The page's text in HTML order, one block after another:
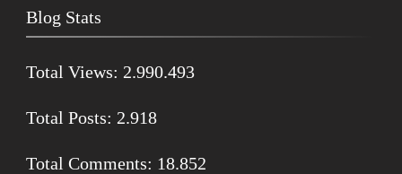
Blog Stats
Total Views: 2.990.493
Total Posts: 2.918
Total Comments: 18.852